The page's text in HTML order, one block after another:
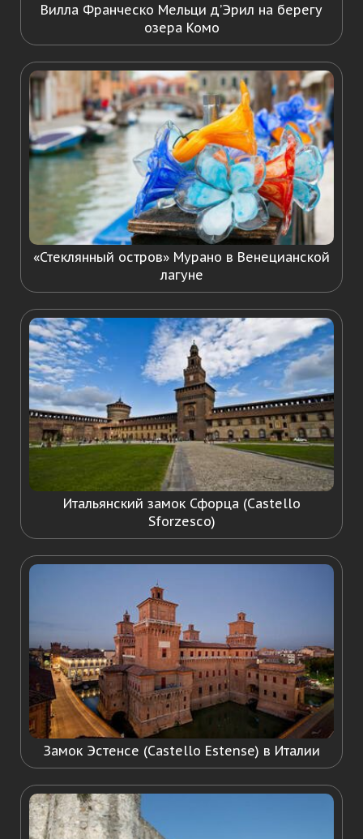
Вилла Франческо Мельци д’Эрил на берегу
озера Комо
«Стеклянный остров» Мурано в Венецианской
лагуне
Итальянский замок Сфорца (Castello
Sforzesco)
Замок Эстенсе (Castello Estense) в Италии